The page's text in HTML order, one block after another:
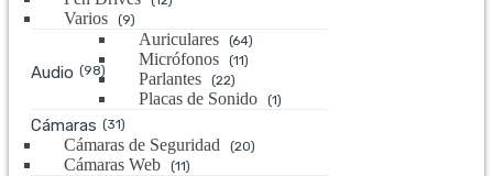
Varios (9)
Audio (98)
Auriculares (64)
Micrófonos (11)
Parlantes (22)
Placas de Sonido (1)
Cámaras (31)
Cámaras de Seguridad (20)
Cámaras Web (11)